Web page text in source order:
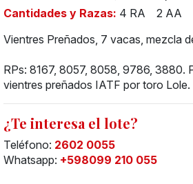
Cantidades y Razas: 4 RA
2 AA
Vientres Preñados, 7 vacas, mezcla
RPs: 8167, 8057, 8058, 9786, 3880.
vientres preñados IATF por toro Lole.
¿Te interesa el lote?
Teléfono: 2602 0055
Whatsapp: +598099 210 055